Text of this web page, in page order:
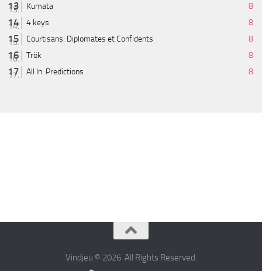
Kumata
8
4 keys
8
Courtisans: Diplomates et Confidents
8
Trök
8
All In: Predictions
8
Vindjeu © 2026. All Rights Reserved.